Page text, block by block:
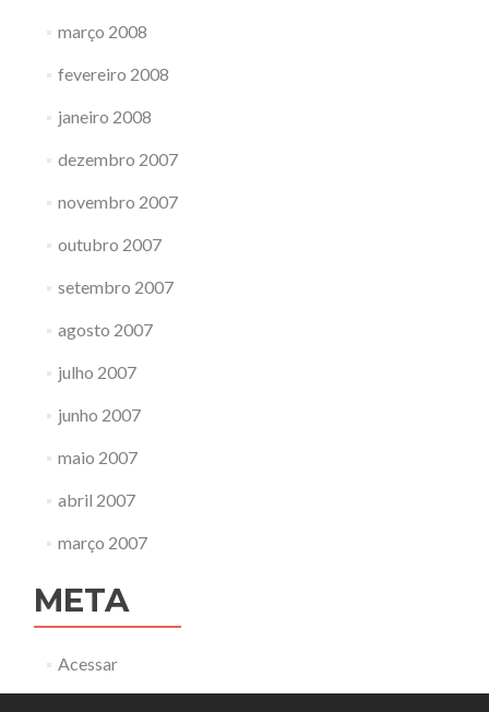
março 2008
fevereiro 2008
janeiro 2008
dezembro 2007
novembro 2007
outubro 2007
setembro 2007
agosto 2007
julho 2007
junho 2007
maio 2007
abril 2007
março 2007
META
Acessar